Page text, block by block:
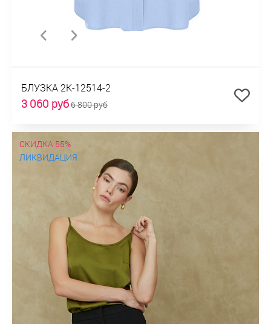
БЛУЗКА 2К-12514-2
3 060 руб6 800 руб
СКИДКА 55%
ЛИКВИДАЦИЯ